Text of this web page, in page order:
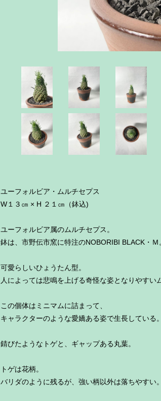
ユーフォルビア・ムルチセプス
W１３㎝ × H ２１㎝（鉢込)
ユーフォルビア属のムルチセプス。
鉢は、市野伝市窯に特注のNOBORIBI BLACK・Ｍ
可愛らしいひょうたん型。
人によっては悲鳴を上げる奇怪な姿となりやすい
この個体はミニマムに詰まって、
キャラクターのような愛嬌ある姿で生長している。
錆びたようなトゲと、ギャップある丸葉。
トゲは花柄。
バリダのように残るが、強い柄以外は落ちやすい。